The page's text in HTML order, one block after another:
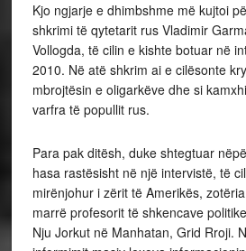
Kjo ngjarje e dhimbshme më kujtoi
shkrimi të qytetarit rus Vladimir
Vollogda, të cilin e kishte botuar në
2010. Në atë shkrim ai e cilësonte
mbrojtësin e oligarkëve dhe si
varfra të popullit rus.
Para pak ditësh, duke shtegtuar
hasa rastësisht në një intervistë, të
mirënjohur i zërit të Amerikës,
marrë profesorit të shkencave
Nju Jorkut në Manhatan, Grid Rroji.